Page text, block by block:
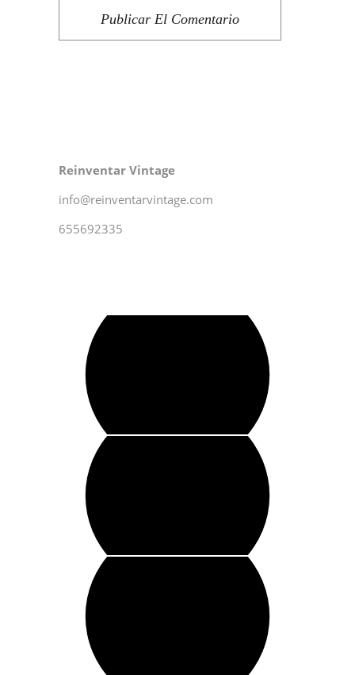
Publicar El Comentario
Reinventar Vintage
info@reinventarvintage.com
655692335